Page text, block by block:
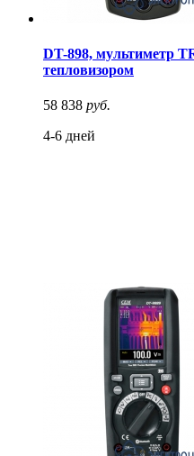
DT-898, мультиметр
тепловизором
58 838 руб.
4-6 дней